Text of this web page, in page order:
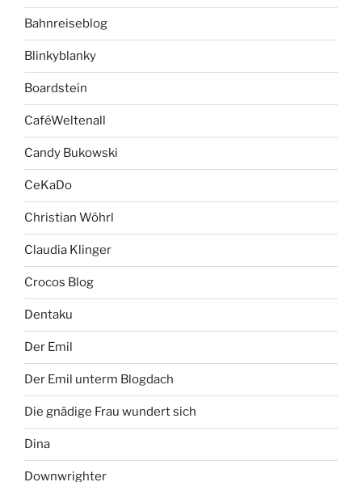
Bahnreiseblog
Blinkyblanky
Boardstein
CaféWeltenall
Candy Bukowski
CeKaDo
Christian Wöhrl
Claudia Klinger
Crocos Blog
Dentaku
Der Emil
Der Emil unterm Blogdach
Die gnädige Frau wundert sich
Dina
Downwrighter